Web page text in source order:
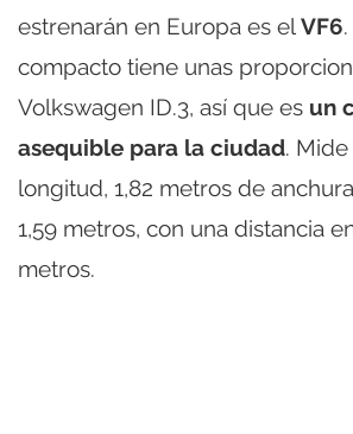
estrenarán en Europa es elVF6
compacto tiene unas
Volkswagen ID.3, así que es un
asequible para la ciudad.
longitud, 1,82 metros de
1,59 metros, con una distancia
metros.